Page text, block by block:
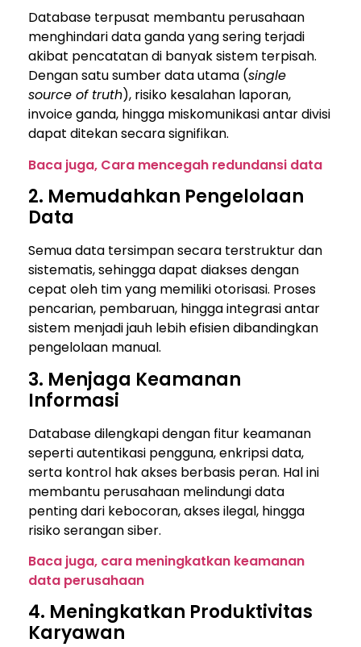
Database terpusat membantu perusahaan
menghindari data ganda yang sering terjadi
akibat pencatatan di banyak sistem terpisah.
Dengan satu sumber data utama (single
source of truth), risiko kesalahan laporan,
invoice ganda, hingga miskomunikasi antar divisi
dapat ditekan secara signifikan.
Baca juga, Cara mencegah redundansi data
2. Memudahkan Pengelolaan
Data
Semua data tersimpan secara terstruktur dan
sistematis, sehingga dapat diakses dengan
cepat oleh tim yang memiliki otorisasi. Proses
pencarian, pembaruan, hingga integrasi antar
sistem menjadi jauh lebih efisien dibandingkan
pengelolaan manual.
3. Menjaga Keamanan
Informasi
Database dilengkapi dengan fitur keamanan
seperti autentikasi pengguna, enkripsi data,
serta kontrol hak akses berbasis peran. Hal ini
membantu perusahaan melindungi data
penting dari kebocoran, akses ilegal, hingga
risiko serangan siber.
Baca juga, cara meningkatkan keamanan
data perusahaan
4. Meningkatkan Produktivitas
Karyawan